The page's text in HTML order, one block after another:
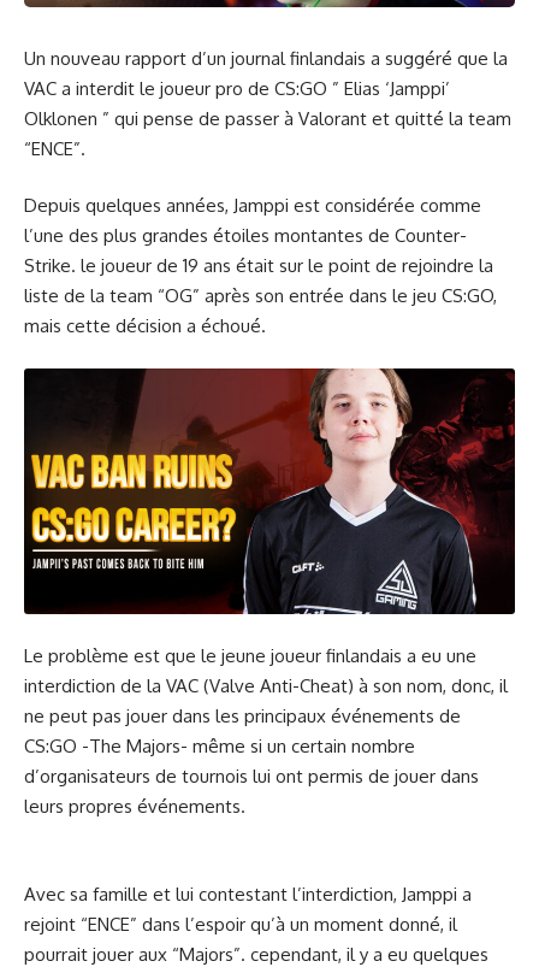
Un nouveau rapport d’un journal finlandais a suggéré que la
VAC a interdit le joueur pro de CS:GO ” Elias ‘Jamppi’
Olklonen ” qui pense de passer à Valorant et quitté la team
“ENCE”.
Depuis quelques années, Jamppi est considérée comme
l’une des plus grandes étoiles montantes de Counter-
Strike. le joueur de 19 ans était sur le point de rejoindre la
liste de la team “OG” après son entrée dans le jeu CS:GO,
mais cette décision a échoué.
Le problème est que le jeune joueur finlandais a eu une
interdiction de la VAC (Valve Anti-Cheat) à son nom, donc, il
ne peut pas jouer dans les principaux événements de
CS:GO -The Majors- même si un certain nombre
d’organisateurs de tournois lui ont permis de jouer dans
leurs propres événements.
Avec sa famille et lui contestant l’interdiction, Jamppi a
rejoint “ENCE” dans l’espoir qu’à un moment donné, il
pourrait jouer aux “Majors”. cependant, il y a eu quelques